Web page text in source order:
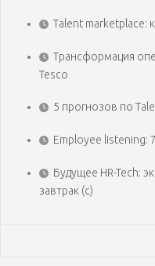
Talent marketplace:
Трансформация
Tesco
5 прогнозов по
Employee listening:
Будущее HR-Tech:
завтрак (с)